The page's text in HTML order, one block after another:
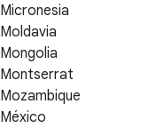
Micronesia
Moldavia
Mongolia
Montserrat
Mozambique
México